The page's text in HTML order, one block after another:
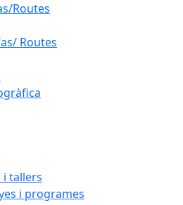
Routes
Routes
i tallers
i programes